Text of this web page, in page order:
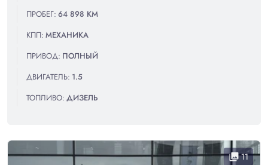
ПРОБЕГ: 64 898 КМ
КПП: МЕХАНИКА
ПРИВОД: ПОЛНЫЙ
ДВИГАТЕЛЬ: 1.5
ТОПЛИВО: ДИЗЕЛЬ
collections11